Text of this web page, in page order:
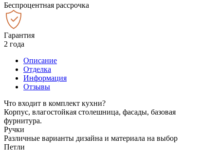
Беспроцентная рассрочка
Гарантия
2 года
Описание
Отделка
Информация
Отзывы
Что входит в комплект кухни?
Корпус, влагостойкая столешница, фасады, базовая
фурнитура.
Ручки
Различные варианты дизайна и материала на выбор
Петли